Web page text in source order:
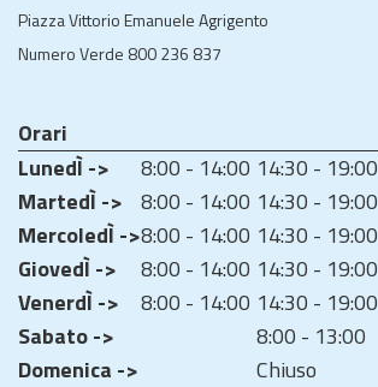
Piazza Vittorio Emanuele Agrigento
Numero Verde 800 236 837
Orari
LunedÌ ->
8:00 - 14:00 14:30 - 19:00
MartedÌ -> 8:00 - 14:00 14:30 - 19:00
MercoledÌ ->8:00 - 14:00 14:30 - 19:00
GiovedÌ ->
8:00 - 14:00 14:30 - 19:00
VenerdÌ ->
8:00 - 14:00 14:30 - 19:00
Sabato ->
8:00 - 13:00
Domenica ->
Chiuso